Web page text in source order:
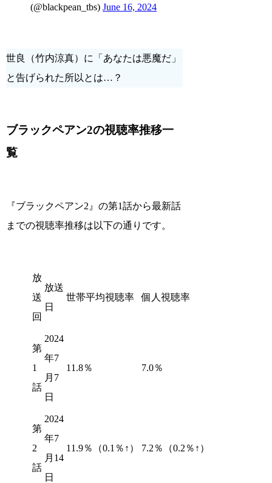
(@blackpean_tbs)June 16, 2024
世良（竹内涼真）に「あなたは悪魔だ」
と告げられた所以とは…？
ブラックペアン2の視聴率推移一
覧
『ブラックペアン2』の第1話から最新話
までの視聴率推移は以下の通りです。
放
送
回
放送
日
世帯平均視聴率 個人視聴率
第
1
話
2024
年7
月7
日
11.8％ 7.0％
第
2
話
2024
年7
月14
日
11.9％（0.1％↑ ） 7.2％（0.2％↑ ）